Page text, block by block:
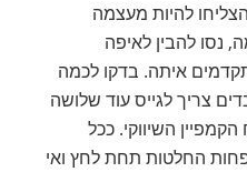
להיות מעצמה
נסו להבין לאיפה
איתה. בדקו לכמה
צריך לגייס עוד שלושה
השיווקי. ככל
החלטות תחת לחץ ואי